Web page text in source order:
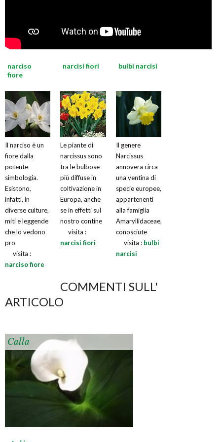
narciso
fiore
Il narciso è un
fiore dalla
potente
simbologia.
Esistono,
infatti, in
diverse culture,
miti e leggende
che lo vedono
pro
visita :
narciso fiore
narcisi fiori
Le piante di
narcissus sono
tra le bulbose
più diffuse in
coltivazione in
Europa, anche
se in effetti sul
nostro contine
visita :
narcisi fiori
bulbi narcisi
Il genere
Narcissus
annovera circa
una ventina di
specie europee,
appartenenti
alla famiglia
Amaryllidaceae,
conosciute
visita : bulbi
narcisi
COMMENTI SULL'
ARTICOLO
Calla